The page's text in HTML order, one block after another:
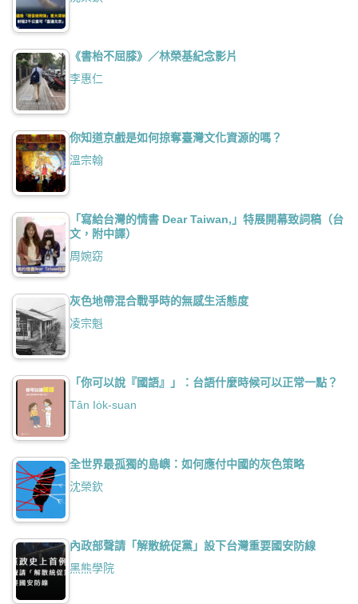
《書枱不屈膝》／林榮基紀念影片
李惠仁
你知道京戲是如何掠奪臺灣文化資源的嗎？
溫宗翰
「寫給台灣的情書 Dear Taiwan,」特展開幕致詞稿（台
文，附中譯）
周婉窈
灰色地帶混合戰爭時的無感生活態度
凌宗魁
「你可以說『國語』」：台語什麼時候可以正常一點？
Tân Io̍k-suan
全世界最孤獨的島嶼：如何應付中國的灰色策略
沈榮欽
內政部聲請「解散統促黨」設下台灣重要國安防線
黑熊學院